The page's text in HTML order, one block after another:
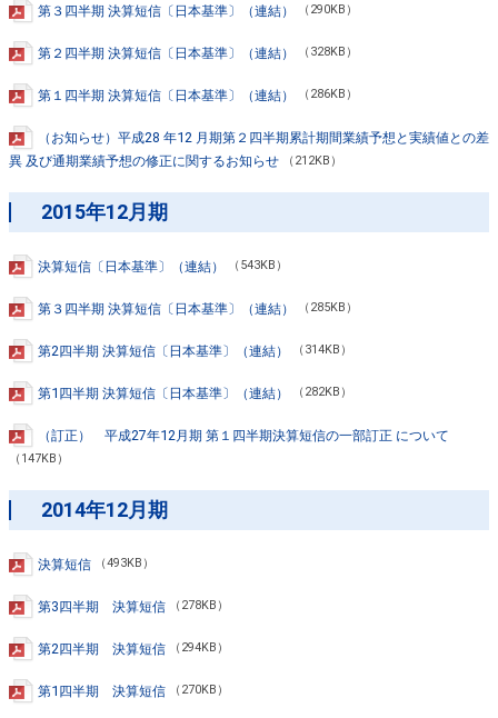
第３四半期 決算短信〔日本基準〕（連結） （290KB）
第２四半期 決算短信〔日本基準〕（連結） （328KB）
第１四半期 決算短信〔日本基準〕（連結） （286KB）
（お知らせ）平成28 年12 月期第２四半期累計期間業績予想と実績値との差
異 及び通期業績予想の修正に関するお知らせ
（212KB）
2015年12月期
決算短信〔日本基準〕（連結） （543KB）
第３四半期 決算短信〔日本基準〕（連結） （285KB）
第2四半期 決算短信〔日本基準〕（連結） （314KB）
第1四半期 決算短信〔日本基準〕（連結） （282KB）
（訂正） 平成27年12月期 第１四半期決算短信の一部訂正 について
（147KB）
2014年12月期
決算短信 （493KB）
第3四半期 決算短信 （278KB）
第2四半期 決算短信 （294KB）
第1四半期 決算短信 （270KB）